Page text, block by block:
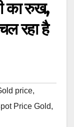
का रुख,
रहा है
price,
Price Gold,